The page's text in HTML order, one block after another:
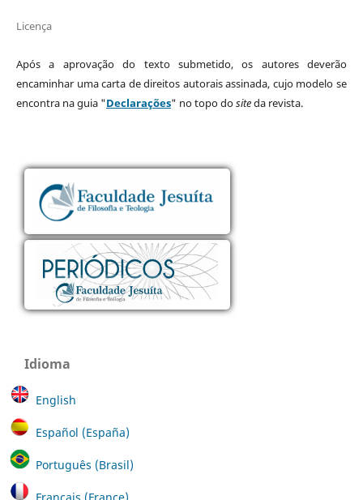
Licença
Após a aprovação do texto submetido, os autores deverão
encaminhar uma carta de direitos autorais assinada, cujo modelo se
encontra na guia "Declarações" no topo dositeda revista.
Idioma
English
Español (España)
Português (Brasil)